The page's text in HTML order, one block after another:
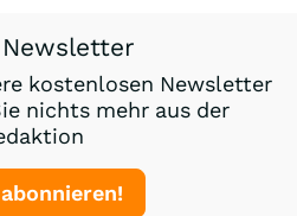
Newsletter
kostenlosen Newsletter
nichts mehr aus der